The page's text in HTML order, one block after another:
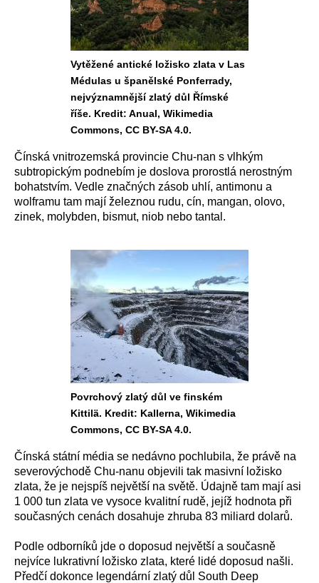
Vytěžené antické ložisko zlata v Las
Médulas u španělské Ponferrady,
nejvýznamnější zlatý důl Římské
říše. Kredit: Anual, Wikimedia
Commons, CC BY-SA 4.0.
Čínská vnitrozemská provincie Chu-nan s vlhkým
subtropickým podnebím je doslova prorostlá nerostným
bohatstvím. Vedle značných zásob uhlí, antimonu a
wolframu tam mají železnou rudu, cín, mangan, olovo,
zinek, molybden, bismut, niob nebo tantal.
Povrchový zlatý důl ve finském
Kittilä. Kredit: Kallerna, Wikimedia
Commons, CC BY-SA 4.0.
Čínská státní média se nedávno pochlubila, že právě na
severovýchodě Chu-nanu objevili tak masivní ložisko
zlata, že je nejspíš největší na světě. Údajně tam mají asi
1 000 tun zlata ve vysoce kvalitní rudě, jejíž hodnota při
současných cenách dosahuje zhruba 83 miliard dolarů.
Podle odborníků jde o doposud největší a současně
nejvíce lukrativní ložisko zlata, které lidé doposud našli.
Předčí dokonce legendární zlatý důl South Deep